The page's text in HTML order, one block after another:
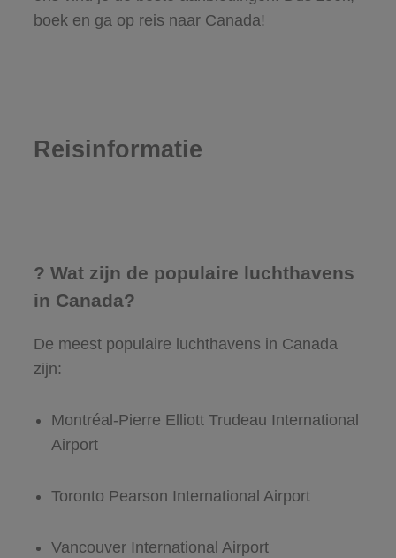
boek en ga op reis naar Canada!
Reisinformatie
? Wat zijn de populaire luchthavens
in Canada?
De meest populaire luchthavens in Canada
zijn:
Montréal-Pierre Elliott Trudeau International
Airport
Toronto Pearson International Airport
Vancouver International Airport